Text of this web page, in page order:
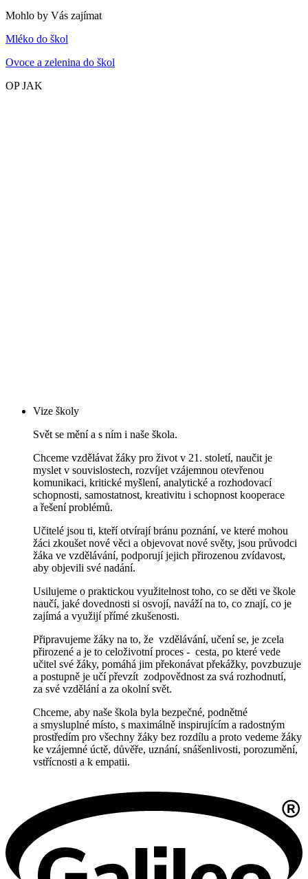
Mohlo by Vás zajímat
Mléko do škol
Ovoce a zelenina do škol
OP JAK
Vize školy
Svět se mění a s ním i naše škola.
Chceme vzdělávat žáky pro život v 21. století, naučit je
myslet v souvislostech, rozvíjet vzájemnou otevřenou
komunikaci, kritické myšlení, analytické a rozhodovací
schopnosti, samostatnost, kreativitu i schopnost kooperace
a řešení problémů.
Učitelé jsou ti, kteří otvírají bránu poznání, ve které mohou
žáci zkoušet nové věci a objevovat nové světy, jsou průvodci
žáka ve vzdělávání, podporují jejich přirozenou zvídavost,
aby objevili své nadání.
Usilujeme o praktickou využitelnost toho, co se děti ve škole
naučí, jaké dovednosti si osvojí, naváží na to, co znají, co je
zajímá a využijí přímé zkušenosti.
Připravujeme žáky na to, že vzdělávání, učení se, je zcela
přirozené a je to celoživotní proces - cesta, po které vede
učitel své žáky, pomáhá jim překonávat překážky, povzbuzuje
a postupně je učí převzít zodpovědnost za svá rozhodnutí,
za své vzdělání a za okolní svět.
Chceme, aby naše škola byla bezpečné, podnětné
a smysluplné místo, s maximálně inspirujícím a radostným
prostředím pro všechny žáky bez rozdílu a proto vedeme žáky
ke vzájemné úctě, důvěře, uznání, snášenlivosti, porozumění,
vstřícnosti a k empatii.